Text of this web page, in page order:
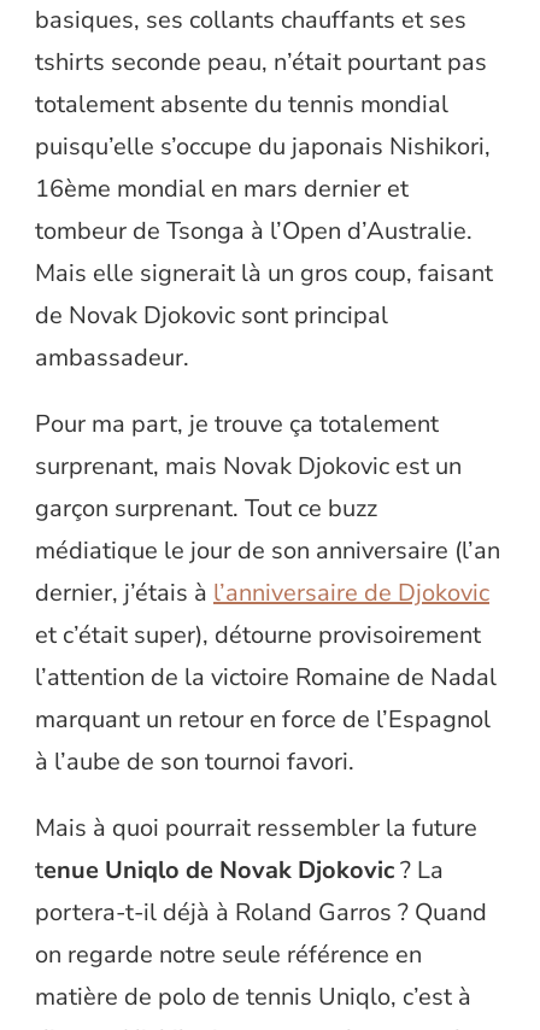
basiques, ses collants chauffants et ses
tshirts seconde peau, n’était pourtant pas
totalement absente du tennis mondial
puisqu’elle s’occupe du japonais Nishikori,
16ème mondial en mars dernier et
tombeur de Tsonga à l’Open d’Australie.
Mais elle signerait là un gros coup, faisant
de Novak Djokovic sont principal
ambassadeur.
Pour ma part, je trouve ça totalement
surprenant, mais Novak Djokovic est un
garçon surprenant. Tout ce buzz
médiatique le jour de son anniversaire (l’an
dernier, j’étais à l’anniversaire de Djokovic
et c’était super), détourne provisoirement
l’attention de la victoire Romaine de Nadal
marquant un retour en force de l’Espagnol
à l’aube de son tournoi favori.
Mais à quoi pourrait ressembler la future
tenue Uniqlo de Novak Djokovic? La
portera-t-il déjà à Roland Garros ? Quand
on regarde notre seule référence en
matière de polo de tennis Uniqlo, c’est à